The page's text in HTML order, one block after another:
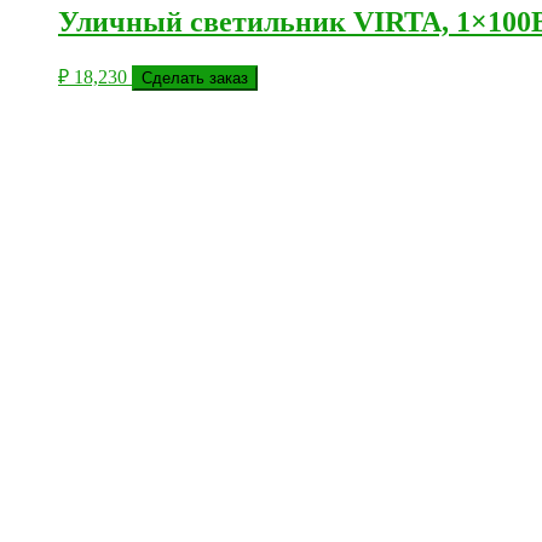
Уличный светильник VIRTA,
₽ 18,230 Сделать заказ